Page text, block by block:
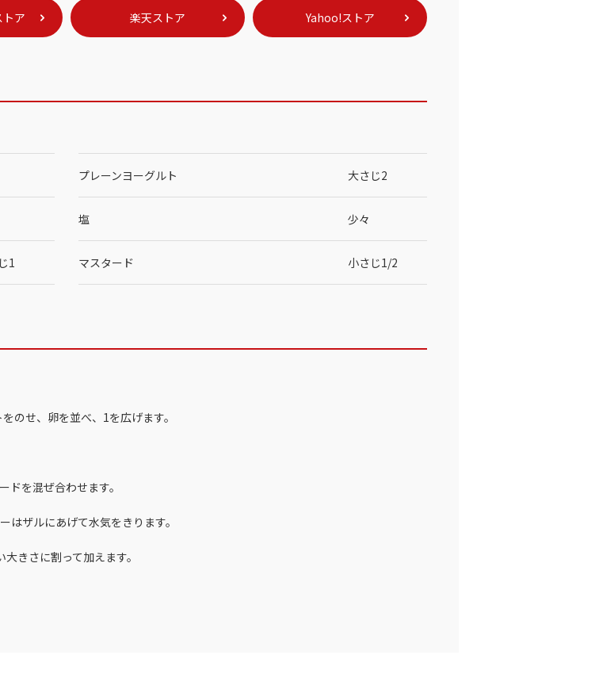
ア 楽天ストア Yahoo!ストア
1
プレーンヨーグルト 大さじ2
塩 少々
マスタード 小さじ1/2
のせ、卵を並べ、1を広げます。
を混ぜ合わせます。
ザルにあげて水気をきります。
きさに割って加えます。